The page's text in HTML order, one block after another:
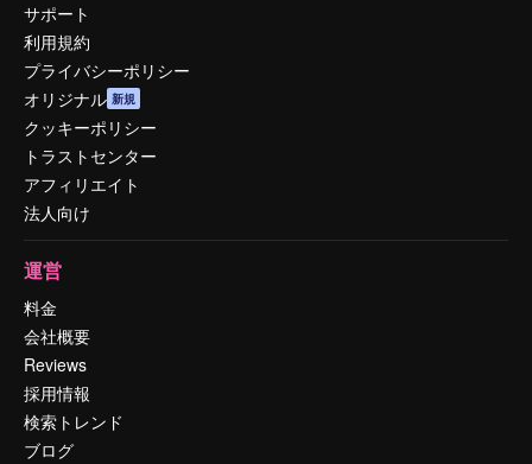
サポート
利用規約
プライバシーポリシー
オリジナル 新規
クッキーポリシー
トラストセンター
アフィリエイト
法人向け
運営
料金
会社概要
Reviews
採用情報
検索トレンド
ブログ